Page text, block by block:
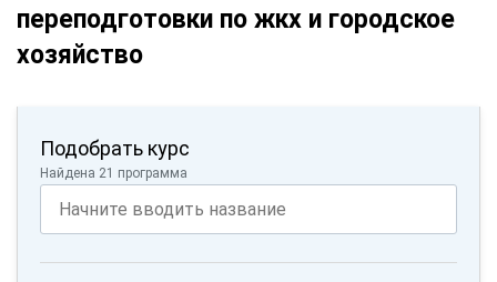
переподготовки по жкх и городское
хозяйство
Подобрать курс
Найдена 21 программа